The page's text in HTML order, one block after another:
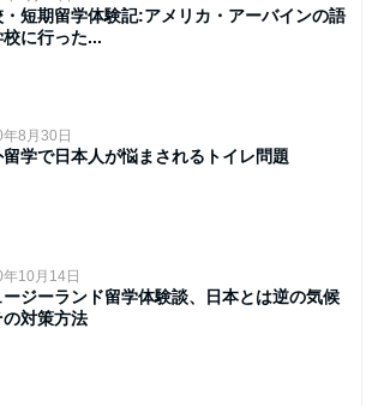
・短期留学体験記:アメリカ・アーバインの語
に行った...
8月30日
学で日本人が悩まされるトイレ問題
10月14日
ージーランド留学体験談、日本とは逆の気候
の対策方法